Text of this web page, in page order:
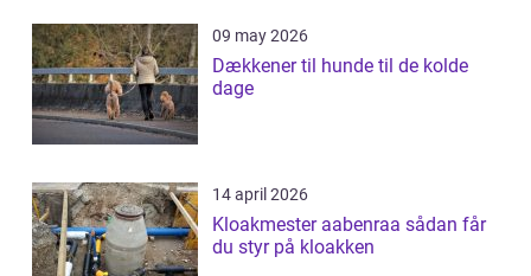
09 may 2026
Dækkener til hunde til de kolde
dage
14 april 2026
Kloakmester aabenraa sådan får
du styr på kloakken